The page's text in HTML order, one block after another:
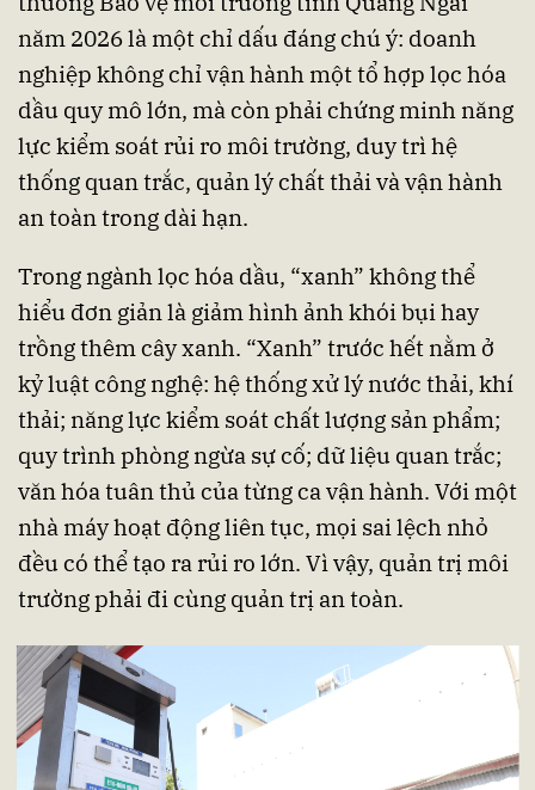
năm 2026 là một chỉ dấu đáng chú ý: doanh
nghiệp không chỉ vận hành một tổ hợp lọc hóa
dầu quy mô lớn, mà còn phải chứng minh năng
lực kiểm soát rủi ro môi trường, duy trì hệ
thống quan trắc, quản lý chất thải và vận hành
an toàn trong dài hạn.
Trong ngành lọc hóa dầu, “xanh” không thể
hiểu đơn giản là giảm hình ảnh khói bụi hay
trồng thêm cây xanh. “Xanh” trước hết nằm ở
kỷ luật công nghệ: hệ thống xử lý nước thải, khí
thải; năng lực kiểm soát chất lượng sản phẩm;
quy trình phòng ngừa sự cố; dữ liệu quan trắc;
văn hóa tuân thủ của từng ca vận hành. Với một
nhà máy hoạt động liên tục, mọi sai lệch nhỏ
đều có thể tạo ra rủi ro lớn. Vì vậy, quản trị môi
trường phải đi cùng quản trị an toàn.